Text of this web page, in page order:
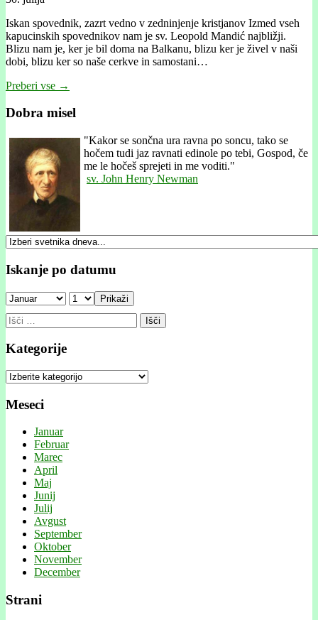
Iskan spovednik, zazrt vedno v zedninjenje kristjanov Izmed vseh
kapucinskih spovednikov nam je sv. Leopold Mandić najbližji.
Blizu nam je, ker je bil doma na Balkanu, blizu ker je živel v naši
dobi, blizu ker so naše cerkve in samostani…
Preberi vse →
Dobra misel
"Kakor se sončna ura ravna po soncu, tako se
hočem tudi jaz ravnati edinole po tebi, Gospod, če
me le hočeš sprejeti in me voditi."
sv. John Henry Newman
Iskanje po datumu
Prikaži
Išči:
Kategorije
Kategorije
Meseci
Januar
Februar
Marec
April
Maj
Junij
Julij
Avgust
September
Oktober
November
December
Strani